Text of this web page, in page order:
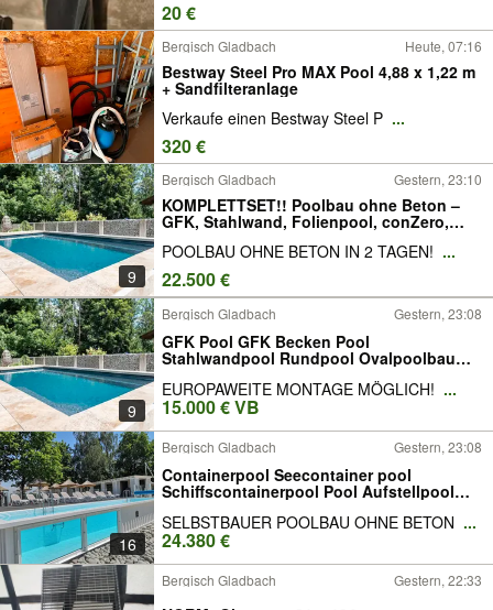
20 €
Bergisch Gladbach Heute, 07:16
Bestway Steel Pro MAX Pool 4,88 x 1,22 m
+ Sandfilteranlage
Verkaufe einen Bestway Steel P ...
320 €
9
Bergisch Gladbach Gestern, 23:10
KOMPLETTSET!! Poolbau ohne Beton –
GFK, Stahlwand, Folienpool, conZero,
Polypropylen – Salzwasser & Chlor!
POOLBAU OHNE BETON IN 2 TAGEN! ...
22.500 €
9
Bergisch Gladbach Gestern, 23:08
GFK Pool GFK Becken Pool
Stahlwandpool Rundpool Ovalpoolbau
Rechteckpool conZero
EUROPAWEITE MONTAGE MÖGLICH! ...
15.000 € VB
16
Bergisch Gladbach Gestern, 23:08
Containerpool Seecontainer pool
Schiffscontainerpool Pool Aufstellpool
GFK Pool Pool Poolbau speziell für
SELBSTBAUER Rechteckpool
Polypropylen Stahlwandpool
SELBSTBAUER POOLBAU OHNE BETON ...
24.380 €
Bergisch Gladbach Gestern, 22:33